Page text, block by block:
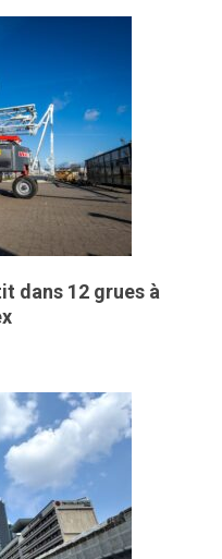
dans 12 grues à